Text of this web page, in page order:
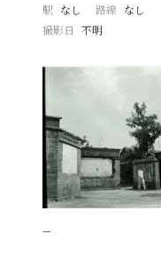
駅 なし 路線 なし
撮影日
不明
−